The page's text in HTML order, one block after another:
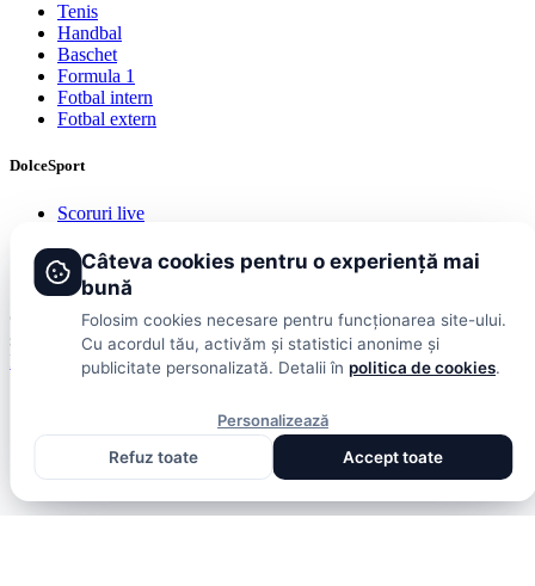
Tenis
Handbal
Baschet
Formula 1
Fotbal intern
Fotbal extern
DolceSport
Scoruri live
Publicitate
Termeni și condiții
© 2026 DolceSport. Toate drepturile rezervate. Scoruri, clasamente
și analize din toate competițiile
Fotbal intern Fotbal extern Scoruri live
Câteva cookies pentru o experiență mai
bună
Folosim cookies necesare pentru funcționarea site-ului.
Cu acordul tău, activăm și statistici anonime și
publicitate personalizată. Detalii în politica de cookies.
Personalizează
Refuz toate
Accept toate